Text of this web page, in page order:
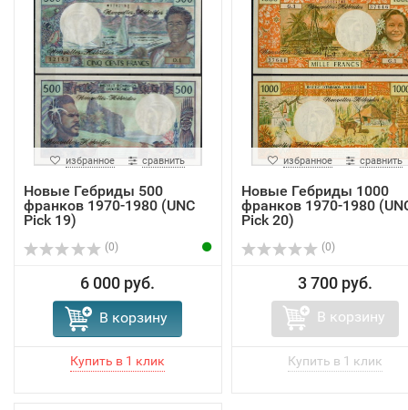
избранное сравнить
Новые Гебриды 500
франков 1970-1980 (UNC
Pick 19)
(0)
6 000 руб.
В корзину
избранное сравнить
Новые Гебриды 1000
франков 1970-1980
Pick 20)
(0)
3 700 руб.
В корзину